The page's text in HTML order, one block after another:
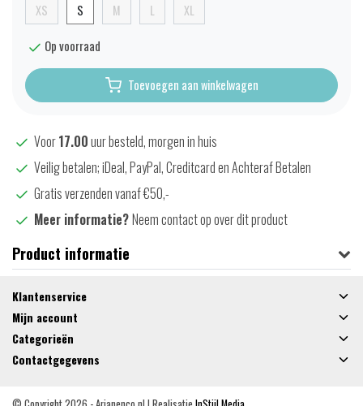
XS S M L XL
Op voorraad
Toevoegen aan winkelwagen
Voor17.00uur besteld, morgen in huis
Veilig betalen; iDeal, PayPal, Creditcard en Achteraf Betalen
Gratis verzenden vanaf €50,-
Meer informatie?Neem contact op over dit product
Product informatie
Klantenservice
Mijn account
Categorieën
Contactgegevens